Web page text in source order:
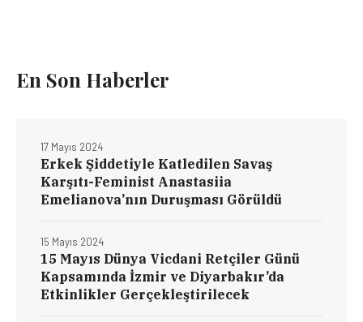
En Son Haberler
Erkek Şiddetiyle Katledilen Savaş
Karşıtı-Feminist Anastasiia
Emelianova’nın Duruşması Görüldü
17 Mayıs 2024
15 Mayıs Dünya Vicdani Retçiler Günü
Kapsamında İzmir ve Diyarbakır’da
Etkinlikler Gerçekleştirilecek
15 Mayıs 2024